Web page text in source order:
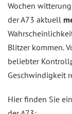
Wochen
der A73 aktuell
Blitzer kommen.
beliebter
Geschwindigkeit
Hier finden Sie